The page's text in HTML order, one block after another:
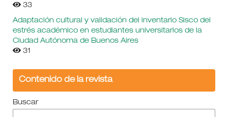
33
Adaptación cultural y validación del inventario Sisco del
estrés académico en estudiantes universitarios de la
Ciudad Autónoma de Buenos Aires
31
Contenido de la revista
Buscar